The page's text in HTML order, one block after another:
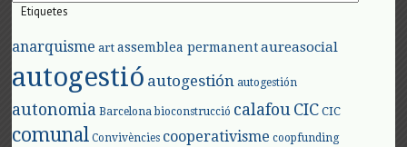
Etiquetes
anarquisme art assemblea permanent aureasocial
autogestió autogestión autogestión
autonomia Barcelona bioconstrucció calafouCIC CIC
comunal Convivències cooperativisme coopfunding